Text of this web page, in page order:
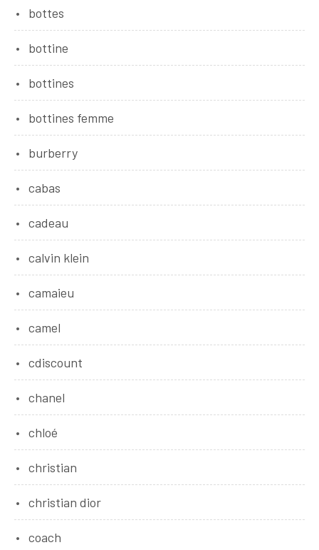
bottes
bottine
bottines
bottines femme
burberry
cabas
cadeau
calvin klein
camaieu
camel
cdiscount
chanel
chloé
christian
christian dior
coach